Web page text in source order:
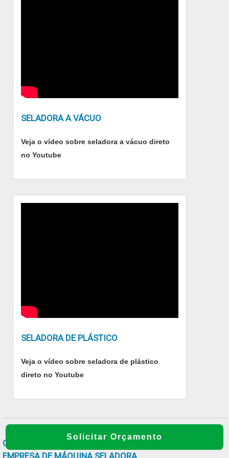
SELADORA A VÁCUO
Veja o vídeo sobre seladora a vácuo direto
no Youtube
SELADORA DE PLÁSTICO
Veja o vídeo sobre seladora de plástico
direto no Youtube
GALERIA DE IMAGENS ILUSTRATIVAS REFERENTE A
EMPRESA DE MÁQUINA SELADORA
Solicitar Orçamento